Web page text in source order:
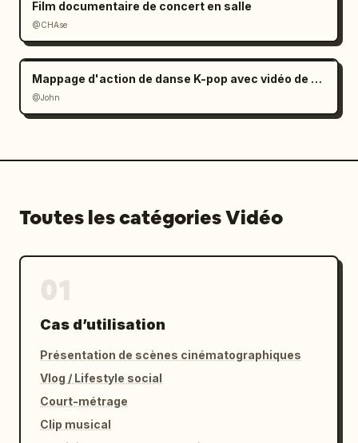
Film documentaire de concert en salle
@CHAse
Mappage d'action de danse K-pop avec vidéo de profondeur
@John
Toutes les catégories Vidéo
Cas d’utilisation
Présentation de scènes cinématographiques
Vlog / Lifestyle social
Court-métrage
Clip musical